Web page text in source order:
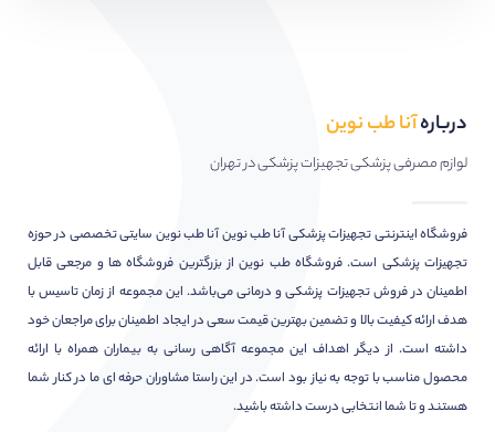
دربارهآنا طب نوین
لوازم مصرفی پزشکی تجهیزات پزشکی در تهران
فروشگاه اینترنتی تجهیزات پزشکی آنا طب نوین آنا طب نوین سایتی تخصصی در حوزه
تجهیزات پزشکی است. فروشگاه طب نوین از بزرگترین فروشگاه ها و مرجعی قابل
اطمینان در فروش تجهیزات پزشکی و درمانی می‌باشد. این مجموعه از زمان تاسیس با
هدف ارائه کیفیت بالا و تضمین بهترین قیمت سعی در ایجاد اطمینان برای مراجعان خود
داشته است. از دیگر اهداف این مجموعه آگاهی رسانی به بیماران همراه با ارائه
محصول مناسب با توجه به نیاز بود است. در این راستا مشاوران حرفه ای ما در کنار شما
هستند و تا شما انتخابی درست داشته باشید.